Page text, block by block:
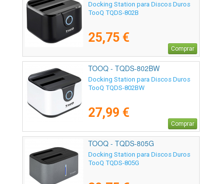
Docking Station para Discos Duros
TooQ TQDS-802B
25,75 €
Comprar
TOOQ - TQDS-802BW
Docking Station para Discos Duros
TooQ TQDS-802BW
27,99 €
Comprar
TOOQ - TQDS-805G
Docking Station para Discos Duros
TooQ TQDS-805G